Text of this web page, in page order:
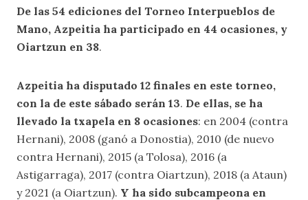
De las 54 ediciones del Torneo Interpueblos de
Mano, Azpeitia ha participado en 44 ocasiones, y
Oiartzun en 38.
Azpeitia ha disputado 12 finales en este torneo,
con la de este sábado serán 13. De ellas, se ha
llevado la txapela en 8 ocasiones: en 2004 (contra
Hernani), 2008 (ganó a Donostia), 2010 (de nuevo
contra Hernani), 2015 (a Tolosa), 2016 (a
Astigarraga), 2017 (contra Oiartzun), 2018 (a Ataun)
y 2021 (a Oiartzun). Y ha sido subcampeona en